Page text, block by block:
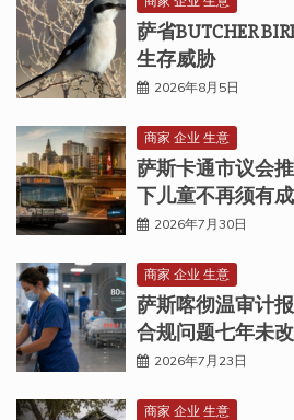
萨省BUTCHER
生存威胁
2026年8月5日
商家 企业 生意
萨斯卡通市议会
下儿童不再须有
2026年7月30日
商家 企业 生意
萨斯喀彻温审计
合规问题七年未
2026年7月23日
商家 企业 生意